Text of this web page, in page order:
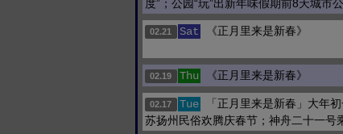
度”；公园“玩”出新年味假期前8天城市
02.21 Sat 《正月里来是新春》
02.19 Thu 《正月里来是新春》
02.17 Tue
「正月里来是新春」大年
苏扬州民俗欢腾庆春节；神舟二十一号